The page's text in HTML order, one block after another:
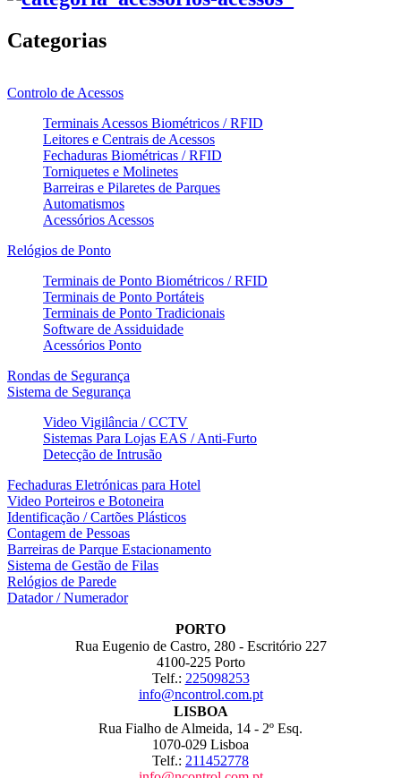
Categorias
Controlo de Acessos
Terminais Acessos Biométricos / RFID
Leitores e Centrais de Acessos
Fechaduras Biométricas / RFID
Torniquetes e Molinetes
Barreiras e Pilaretes de Parques
Automatismos
Acessórios Acessos
Relógios de Ponto
Terminais de Ponto Biométricos / RFID
Terminais de Ponto Portáteis
Terminais de Ponto Tradicionais
Software de Assiduidade
Acessórios Ponto
Rondas de Segurança
Sistema de Segurança
Video Vigilância / CCTV
Sistemas Para Lojas EAS / Anti-Furto
Detecção de Intrusão
Fechaduras Eletrónicas para Hotel
Video Porteiros e Botoneira
Identificação / Cartões Plásticos
Contagem de Pessoas
Barreiras de Parque Estacionamento
Sistema de Gestão de Filas
Relógios de Parede
Datador / Numerador
PORTO
Rua Eugenio de Castro, 280 - Escritório 227
4100-225 Porto
Telf.: 225098253
info@ncontrol.com.pt
LISBOA
Rua Fialho de Almeida, 14 - 2º Esq.
1070-029 Lisboa
Telf.: 211452778